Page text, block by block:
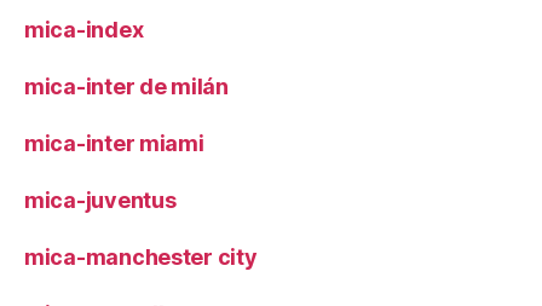
mica-index
mica-inter de milán
mica-inter miami
mica-juventus
mica-manchester city